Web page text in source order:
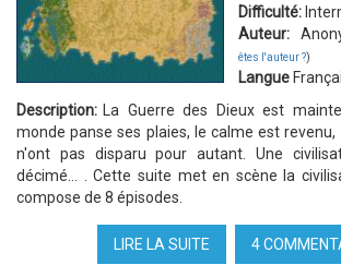
Difficulté:
Auteur:
êtes l'auteur ?)
Langue
Description:
La Guerre des Dieux est
monde panse ses plaies, le calme est
n'ont pas disparu pour autant. Une
décimé... . Cette suite met en scène la
compose de 8 épisodes.
LIRE LA SUITE
NOUVELLE
4